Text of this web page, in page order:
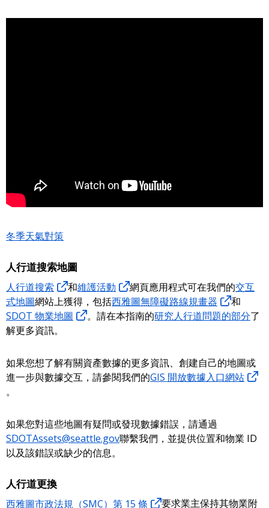
冬季天氣對策
人行道搜索地圖
人行道搜索 和維護活動 網頁應用程式可在我們的交互
式地圖網站上獲得，包括西雅圖無障礙路線規畫器
和
SDOT 物業地圖
。請在本指南的研究人行道問題的部分了
解更多資訊。
如果您想了解有關資產數據的更多資訊、創建自己的地圖或
進一步與數據交互，請參閱我們的GIS 開放數據入口網站
。
如果您對這些地圖有疑問或發現數據錯誤，請通過
SDOTAssets@seattle.gov聯繫我們，並提供位置和物業 ID
以及該錯誤或缺少的信息。
人行道更換
西雅圖市政法規（SMC）第 15 條 要求業主保持其物業附